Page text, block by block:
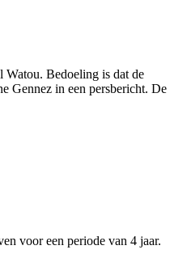
Watou. Bedoeling is dat de
Gennez in een persbericht. De
voor een periode van 4 jaar.